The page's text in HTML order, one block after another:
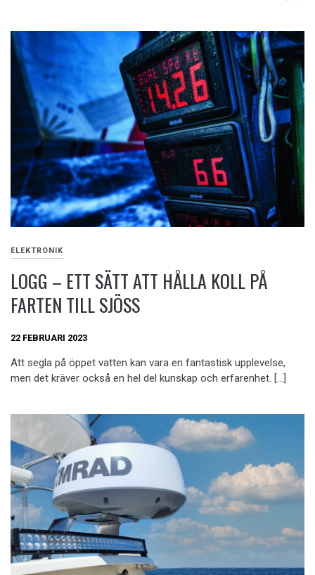
ELEKTRONIK
LOGG – ETT SÄTT ATT HÅLLA KOLL PÅ
FARTEN TILL SJÖSS
22 FEBRUARI 2023
Att segla på öppet vatten kan vara en fantastisk upplevelse,
men det kräver också en hel del kunskap och erfarenhet. […]